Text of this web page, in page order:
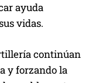
ayuda
vidas.
continúan
y forzando la